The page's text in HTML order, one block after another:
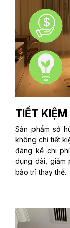
TIẾT KIỆM
Sản phẩm sở
không chỉ tiết
đáng kể chi
dụng dài, giảm
bảo trì thay thế.